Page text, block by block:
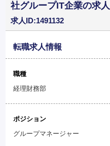
社グループIT企業の求人
求人ID:1491132
転職求人情報
職種
経理財務部
ポジション
グループマネージャー